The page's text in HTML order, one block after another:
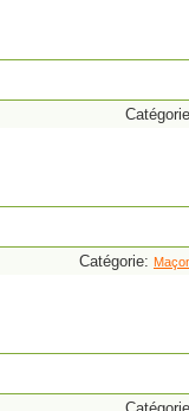
Catégorie: